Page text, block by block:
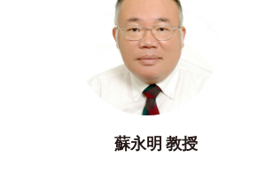
蘇永明 教授